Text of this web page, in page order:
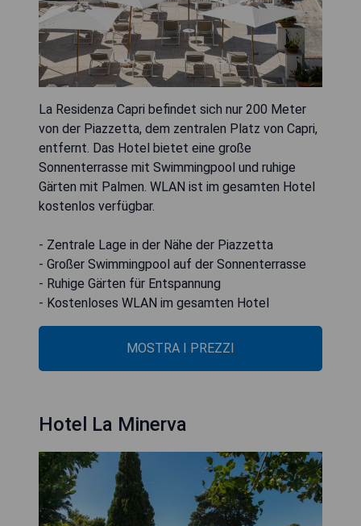
La Residenza Capri befindet sich nur 200 Meter
von der Piazzetta, dem zentralen Platz von Capri,
entfernt. Das Hotel bietet eine große
Sonnenterrasse mit Swimmingpool und ruhige
Gärten mit Palmen. WLAN ist im gesamten Hotel
kostenlos verfügbar.
- Zentrale Lage in der Nähe der Piazzetta
- Großer Swimmingpool auf der Sonnenterrasse
- Ruhige Gärten für Entspannung
- Kostenloses WLAN im gesamten Hotel
MOSTRA I PREZZI
Hotel La Minerva